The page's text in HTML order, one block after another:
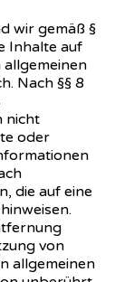
wir gemäß §
Inhalte auf
allgemeinen
Nach §§ 8
nicht
oder
die auf eine
von
allgemeinen